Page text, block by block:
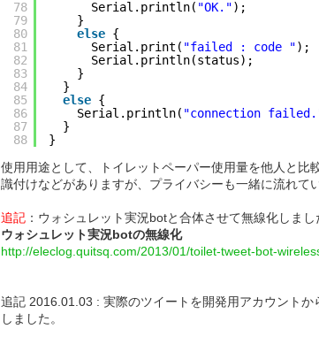
78
79
80
81
82
83
84
85
86
87
88
Serial.println( "OK.");
}
else {
Serial.print( "failed : code ");
Serial.println(status);
}
}
else {
Serial.println( "connection
}
}
使用用途として、トイレットペーパー使用量を他人と比
識付けなどがありますが、プライバシーも一緒に流れて
追記 ：ウォシュレット実況botと合体させて無線化しまし
ウォシュレット実況botの無線化
http://eleclog.quitsq.com/2013/01/toilet-tweet-bot-
追記 2016.01.03 : 実際のツイートを開発用アカウントか
しました。